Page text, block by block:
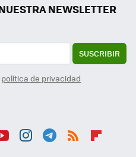
NEWSLETTER
SUSCRIBIR
política de privacidad